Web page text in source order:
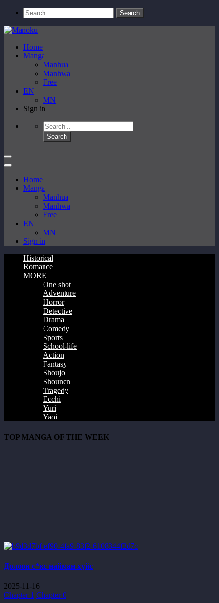
Home
Manga
Manhua
Manhwa
Free
EN
MN
Sign in
Home
Manga
Manhua
Manhwa
Free
EN
MN
Sign in
Historical
Romance
MORE
One shot
Adventure
Horror
Detective
Drama
Comedy
Sports
School-life
Action
Fantasy
Shoujo
Shounen
Tragedy
Ecchi
Yuri
Yaoi
TOP MANGA OF THE WEEK
Долоон с*кс найман хүйс
2025-11-16
Chapter 1 Chapter 0